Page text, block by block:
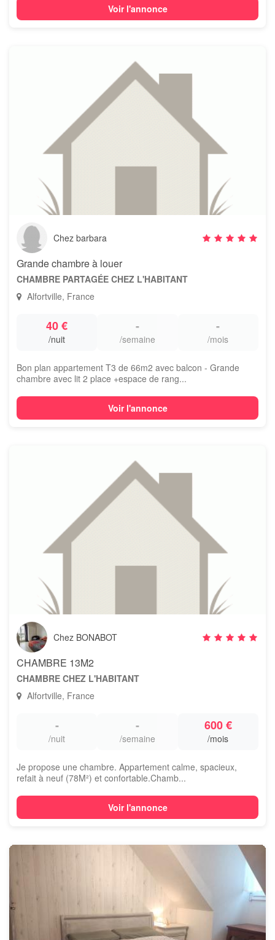
Voir l'annonce
Chez barbara
Grande chambre à louer
CHAMBRE PARTAGÉE CHEZ L'HABITANT
Alfortville, France
40 €
/nuit
-
/semaine
-
/mois
Bon plan appartement T3 de 66m2 avec balcon - Grande
chambre avec lit 2 place +espace de rang...
Voir l'annonce
Chez BONABOT
CHAMBRE 13M2
CHAMBRE CHEZ L'HABITANT
Alfortville, France
-
/nuit
-
/semaine
600 €
/mois
Je propose une chambre. Appartement calme, spacieux,
refait à neuf (78M²) et confortable.Chamb...
Voir l'annonce